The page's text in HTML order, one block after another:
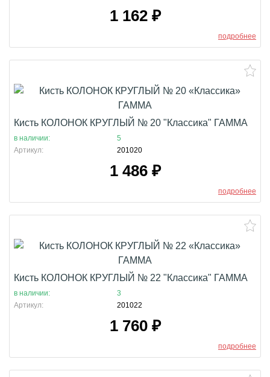
1 162 ₽
подробнее
Кисть КОЛОНОК КРУГЛЫЙ № 20 "Классика" ГАММА
в наличии:
5
Артикул:
201020
1 486 ₽
подробнее
Кисть КОЛОНОК КРУГЛЫЙ № 22 "Классика" ГАММА
в наличии:
3
Артикул:
201022
1 760 ₽
подробнее